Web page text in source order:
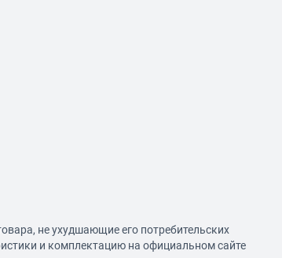
не ухудшающие его потребительских
и комплектацию на официальном сайте